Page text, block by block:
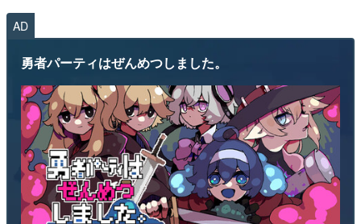
AD
勇者パーティはぜんめつしました。